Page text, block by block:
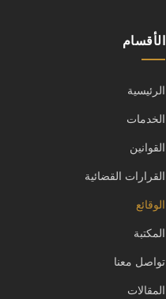
الأقسام
الرئيسية
الخدمات
القوانين
القرارات القضائية
الوقائع
المكتبة
تواصل معنا
المقالات